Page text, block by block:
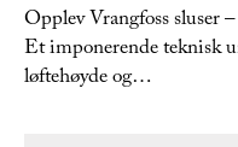
Opplev Vrangfoss sluser
Et imponerende teknisk
løftehøyde og…